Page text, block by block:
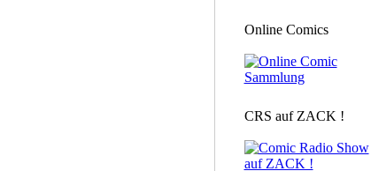
Online Comics
CRS auf ZACK !